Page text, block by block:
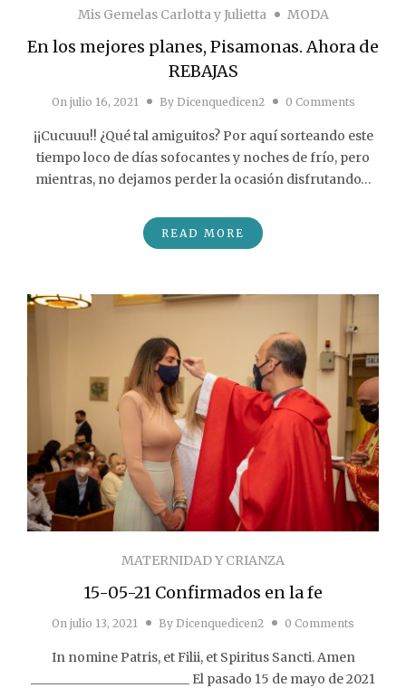
Mis Gemelas Carlotta y Julietta MODA
En los mejores planes, Pisamonas. Ahora de
REBAJAS
On julio 16, 2021 By Dicenquedicen2 0 Comments
¡¡Cucuuu!! ¿Qué tal amiguitos? Por aquí sorteando este
tiempo loco de días sofocantes y noches de frío, pero
mientras, no dejamos perder la ocasión disfrutando…
READ MORE
MATERNIDAD Y CRIANZA
15-05-21 Confirmados en la fe
On julio 13, 2021 By Dicenquedicen2 0 Comments
In nomine Patris, et Filii, et Spiritus Sancti. Amen
_________________________ El pasado 15 de mayo de 2021